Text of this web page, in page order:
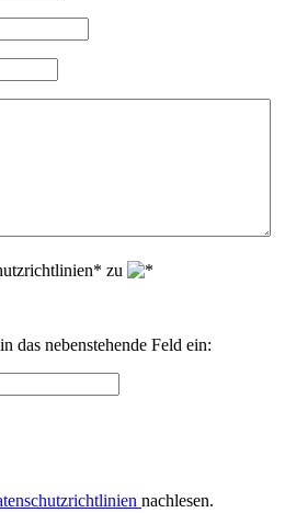
zu
das nebenstehende Feld ein:
nachlesen.